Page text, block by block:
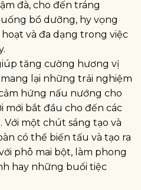
đà, cho đến tráng
bổ dưỡng, hy vọng
và đa dạng trong việc
tăng cường hương vị
lại những trải nghiệm
hứng nấu nướng cho
mới bắt đầu cho đến các
một chút sáng tạo và
có thể biến tấu và tạo ra
phô mai bột, làm phong
hay những buổi tiệc